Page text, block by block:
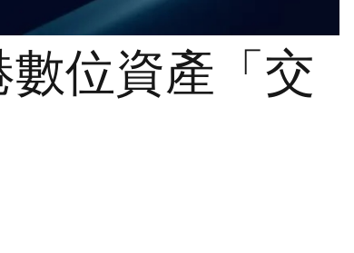
位資產「交